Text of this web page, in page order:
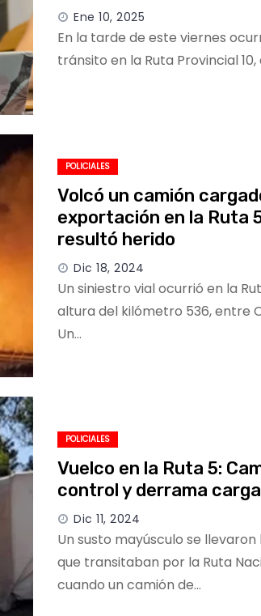
Ene 10, 2025
En la tarde de este viernes
tránsito en la Ruta Provincial
POLICIALES
Volcó un camión
exportación en la Ruta
resultó herido
Dic 18, 2024
Un siniestro vial ocurrió en la
altura del kilómetro 536, entre
Un…
POLICIALES
Vuelco en la Ruta 5:
control y derrama
Dic 11, 2024
Un susto mayúsculo se
que transitaban por la Ruta
cuando un camión de…